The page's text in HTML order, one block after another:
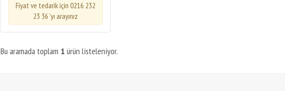
Fiyat ve tedarik için 0216 232
23 36 'yı arayınız
Bu aramada toplam 1 ürün listeleniyor.